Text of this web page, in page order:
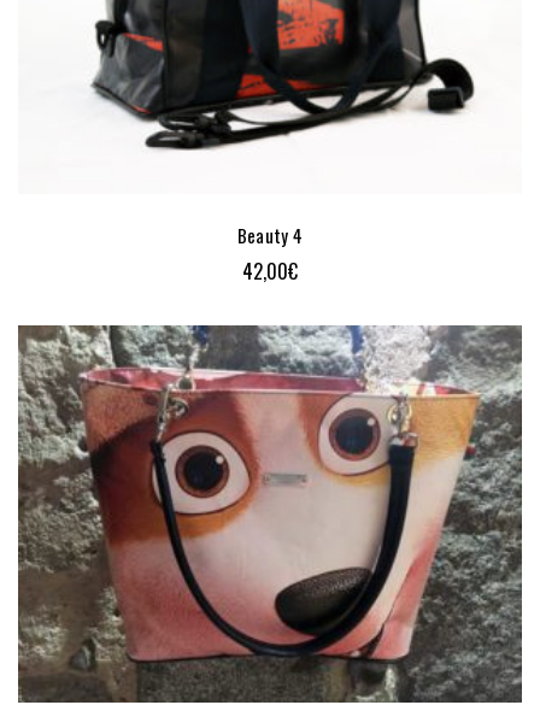
Beauty 4
42,00€